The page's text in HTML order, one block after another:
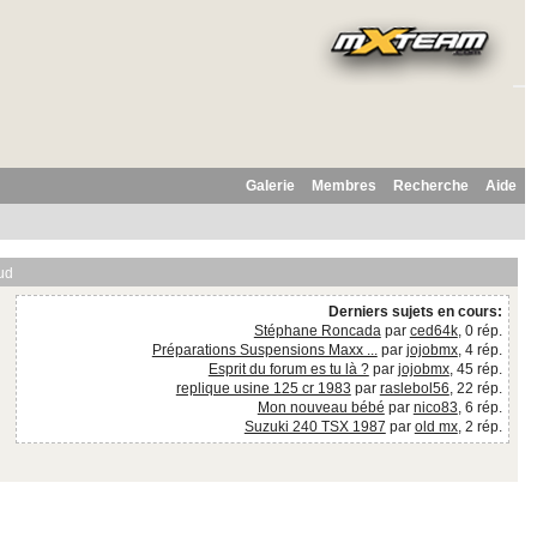
Aide
Recherche
Membres
Galerie
Derniers sujets en cours:
Stéphane Roncadapar ced64k, 0 rép.
Préparations Suspensions Maxx ...par jojobmx, 4 rép.
Esprit du forum es tu là ?par jojobmx, 45 rép.
replique usine 125 cr 1983 par raslebol56, 22 rép.
Mon nouveau bébé par nico83, 6 rép.
Suzuki 240 TSX 1987 par old mx, 2 rép.